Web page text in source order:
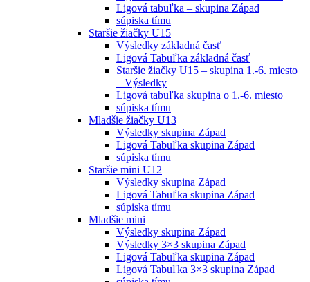
Ligová tabuľka – skupina Západ
súpiska tímu
Staršie žiačky U15
Výsledky základná časť
Ligová Tabuľka základná časť
Staršie žiačky U15 – skupina 1.-6. miesto
– Výsledky
Ligová tabuľka skupina o 1.-6. miesto
súpiska tímu
Mladšie žiačky U13
Výsledky skupina Západ
Ligová Tabuľka skupina Západ
súpiska tímu
Staršie mini U12
Výsledky skupina Západ
Ligová Tabuľka skupina Západ
súpiska tímu
Mladšie mini
Výsledky skupina Západ
Výsledky 3×3 skupina Západ
Ligová Tabuľka skupina Západ
Ligová Tabuľka 3×3 skupina Západ